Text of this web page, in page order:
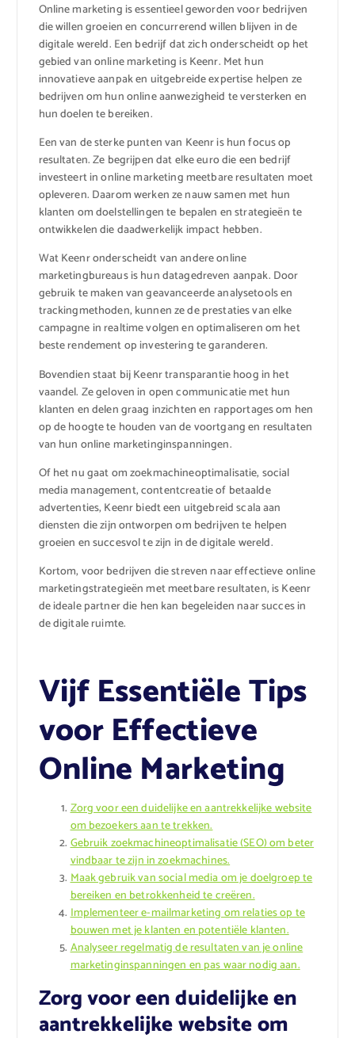
Online marketing is essentieel geworden voor bedrijven
die willen groeien en concurrerend willen blijven in de
digitale wereld. Een bedrijf dat zich onderscheidt op het
gebied van online marketing is Keenr. Met hun
innovatieve aanpak en uitgebreide expertise helpen ze
bedrijven om hun online aanwezigheid te versterken en
hun doelen te bereiken.
Een van de sterke punten van Keenr is hun focus op
resultaten. Ze begrijpen dat elke euro die een bedrijf
investeert in online marketing meetbare resultaten moet
opleveren. Daarom werken ze nauw samen met hun
klanten om doelstellingen te bepalen en strategieën te
ontwikkelen die daadwerkelijk impact hebben.
Wat Keenr onderscheidt van andere online
marketingbureaus is hun datagedreven aanpak. Door
gebruik te maken van geavanceerde analysetools en
trackingmethoden, kunnen ze de prestaties van elke
campagne in realtime volgen en optimaliseren om het
beste rendement op investering te garanderen.
Bovendien staat bij Keenr transparantie hoog in het
vaandel. Ze geloven in open communicatie met hun
klanten en delen graag inzichten en rapportages om hen
op de hoogte te houden van de voortgang en resultaten
van hun online marketinginspanningen.
Of het nu gaat om zoekmachineoptimalisatie, social
media management, contentcreatie of betaalde
advertenties, Keenr biedt een uitgebreid scala aan
diensten die zijn ontworpen om bedrijven te helpen
groeien en succesvol te zijn in de digitale wereld.
Kortom, voor bedrijven die streven naar effectieve online
marketingstrategieën met meetbare resultaten, is Keenr
de ideale partner die hen kan begeleiden naar succes in
de digitale ruimte.
Vijf Essentiële Tips
voor Effectieve
Online Marketing
Zorg voor een duidelijke en aantrekkelijke website
om bezoekers aan te trekken.
Gebruik zoekmachineoptimalisatie (SEO) om beter
vindbaar te zijn in zoekmachines.
Maak gebruik van social media om je doelgroep te
bereiken en betrokkenheid te creëren.
Implementeer e-mailmarketing om relaties op te
bouwen met je klanten en potentiële klanten.
Analyseer regelmatig de resultaten van je online
marketinginspanningen en pas waar nodig aan.
Zorg voor een duidelijke en
aantrekkelijke website om